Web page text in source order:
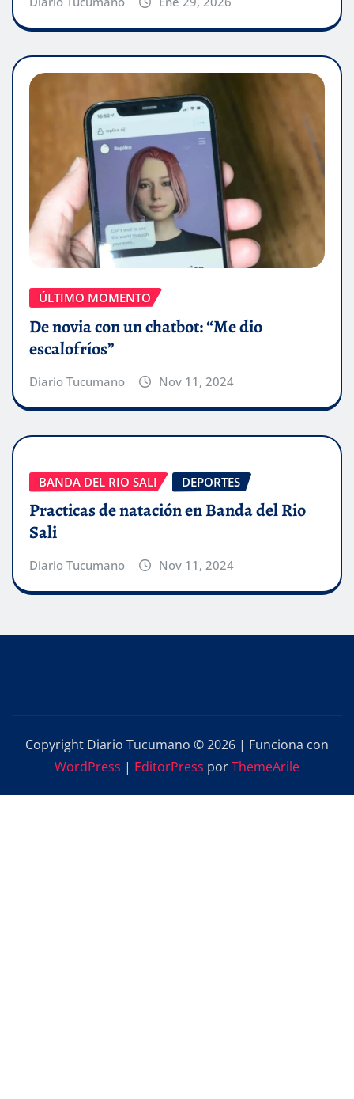
ÚLTIMO MOMENTO
De novia con un chatbot: “Me dio
escalofríos”
Diario Tucumano Nov 11, 2024
BANDA DEL RIO SALI DEPORTES
Practicas de natación en Banda del Rio
Sali
Diario Tucumano Nov 11, 2024
Copyright Diario Tucumano © 2026 | Funciona con
WordPress | EditorPress porThemeArile